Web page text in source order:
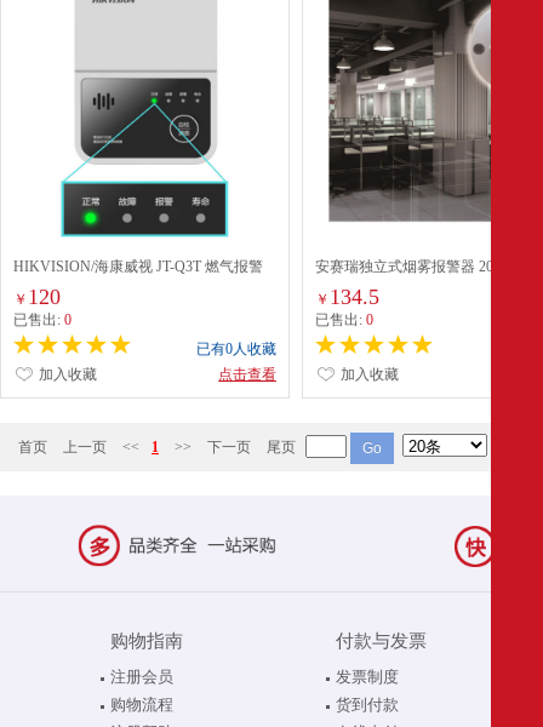
HIKVISION/海康威视 JT-Q3T 燃气报警
气体泄露感应探测可搭配自动切断阀
￥ 120
已售出: 0
已有0人收藏
点击查看
加入收藏
安赛瑞独立式烟雾报警器 20395
￥ 134.5
已售出:0
加入收藏
首页 上一页 << 1 >> 下一页 尾页
购物指南
注册会员
购物流程
付款与发票
发票制度
货到付款